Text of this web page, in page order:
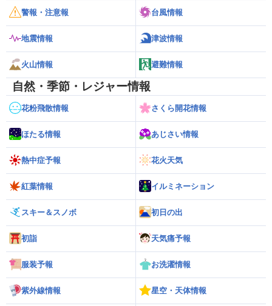
警報・注意報 台風情報
地震情報 津波情報
火山情報 避難情報
自然・季節・レジャー情報
花粉飛散情報 さくら開花情報
ほたる情報 あじさい情報
熱中症予報 花火天気
紅葉情報 イルミネーション
スキー＆スノボ 初日の出
初詣 天気痛予報
服装予報 お洗濯情報
紫外線情報 星空・天体情報